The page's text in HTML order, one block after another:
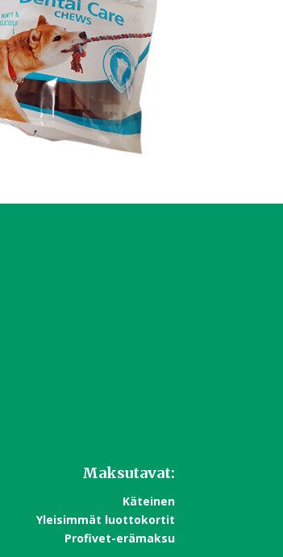
Maksutavat:
Käteinen
Yleisimmät luottokortit
Profivet-erämaksu